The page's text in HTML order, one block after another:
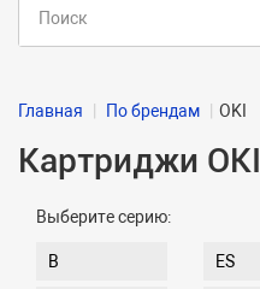
Главная По брендам OKI
Картриджи OKI
Выберите серию:
B ES